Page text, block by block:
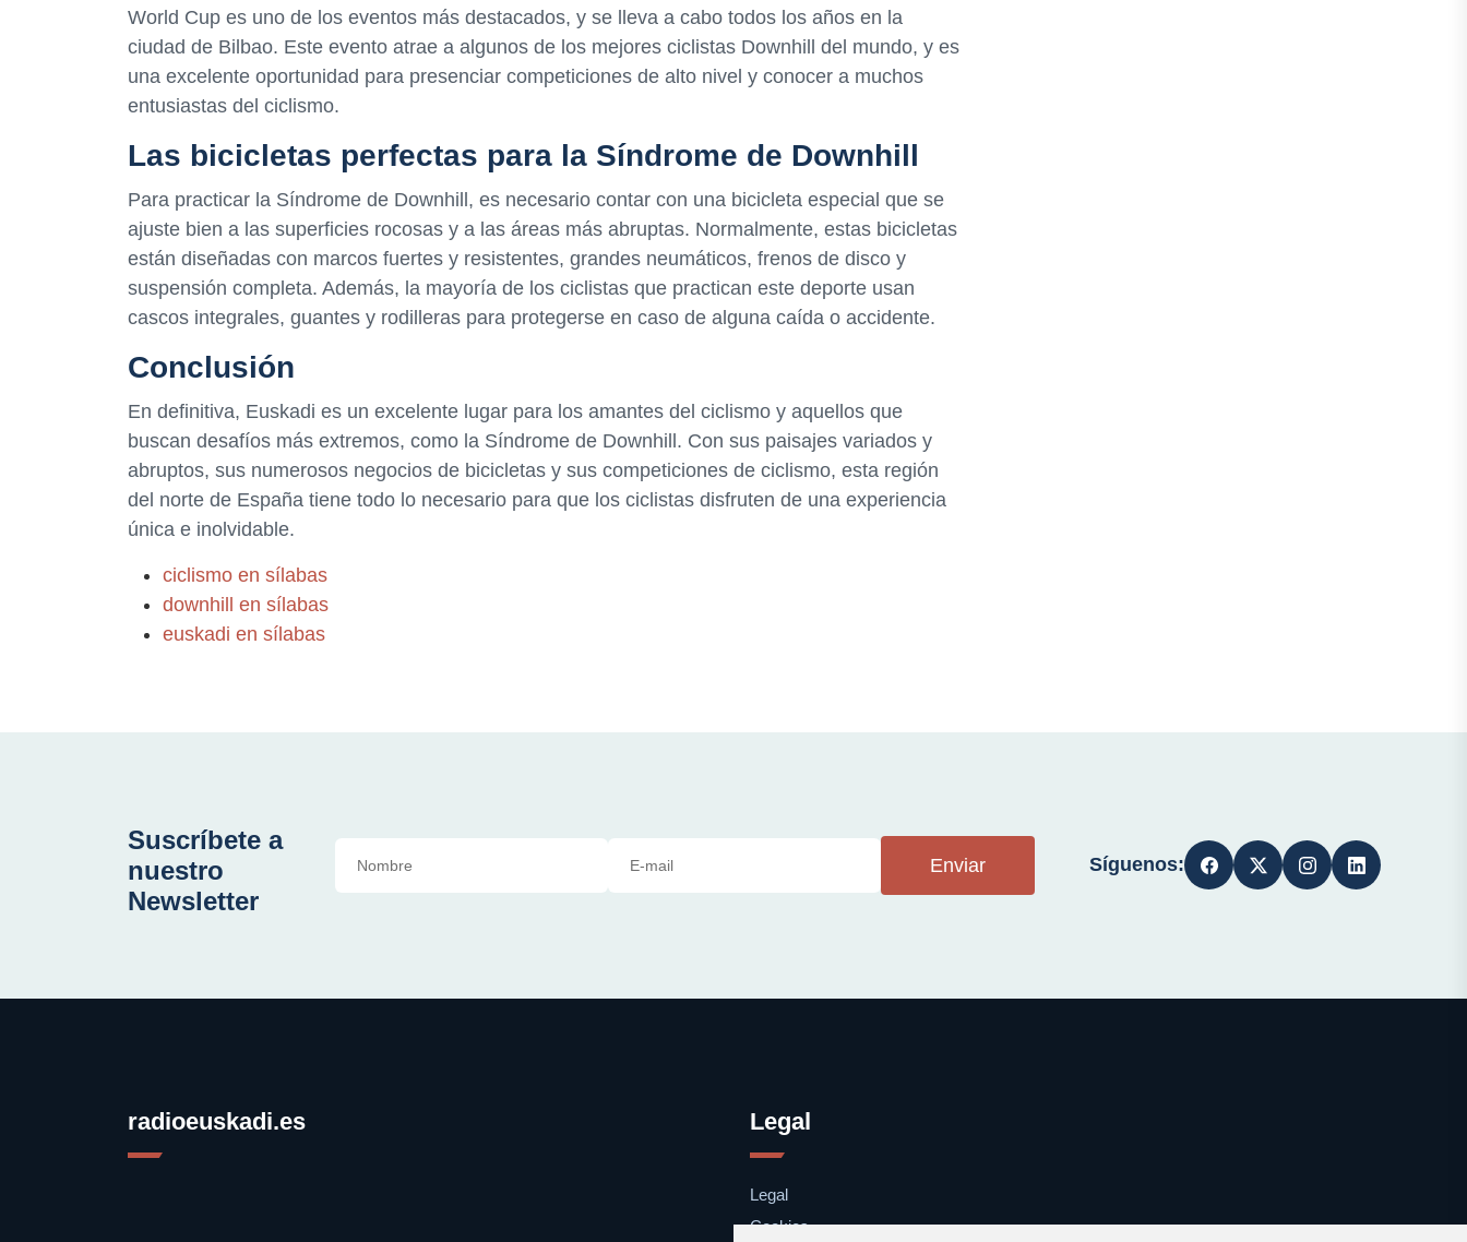
World Cup es uno de los eventos más destacados, y se lleva a cabo todos los años en la
ciudad de Bilbao. Este evento atrae a algunos de los mejores ciclistas Downhill del mundo, y es
una excelente oportunidad para presenciar competiciones de alto nivel y conocer a muchos
entusiastas del ciclismo.
Las bicicletas perfectas para la Síndrome de Downhill
Para practicar la Síndrome de Downhill, es necesario contar con una bicicleta especial que se
ajuste bien a las superficies rocosas y a las áreas más abruptas. Normalmente, estas bicicletas
están diseñadas con marcos fuertes y resistentes, grandes neumáticos, frenos de disco y
suspensión completa. Además, la mayoría de los ciclistas que practican este deporte usan
cascos integrales, guantes y rodilleras para protegerse en caso de alguna caída o accidente.
Conclusión
En definitiva, Euskadi es un excelente lugar para los amantes del ciclismo y aquellos que
buscan desafíos más extremos, como la Síndrome de Downhill. Con sus paisajes variados y
abruptos, sus numerosos negocios de bicicletas y sus competiciones de ciclismo, esta región
del norte de España tiene todo lo necesario para que los ciclistas disfruten de una experiencia
única e inolvidable.
ciclismo en sílabas
downhill en sílabas
euskadi en sílabas
Suscríbete a
nuestro
Newsletter
Enviar Síguenos:
radioeuskadi.es Legal
Legal
Cookies